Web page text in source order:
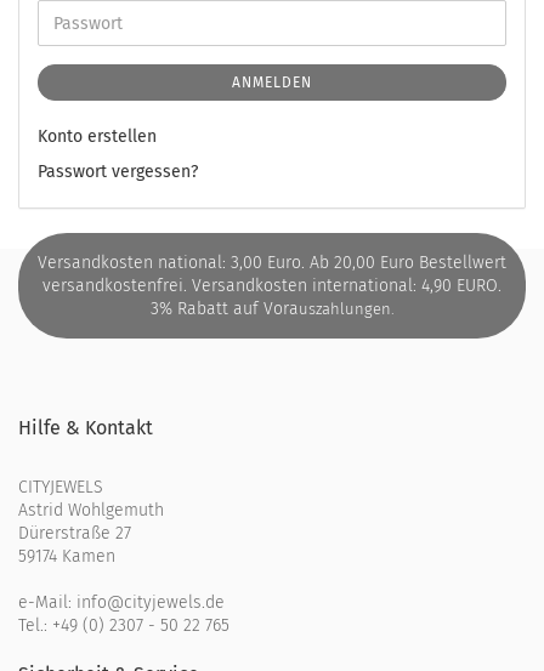
ANMELDEN
Konto erstellen
Passwort vergessen?
Versandkosten national: 3,00 Euro. Ab 20,00 Euro Bestellwert
versandkostenfrei. Versandkosten international: 4,90 EURO.
3% Rabatt auf Vorauszahlungen.
Hilfe & Kontakt
CITYJEWELS
Astrid Wohlgemuth
Dürerstraße 27
59174 Kamen
e-Mail: info@cityjewels.de
Tel.: +49 (0) 2307 - 50 22 765